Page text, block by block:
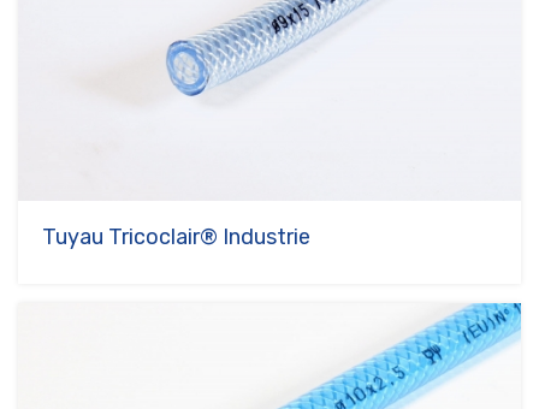
Tuyau Tricoclair® Industrie